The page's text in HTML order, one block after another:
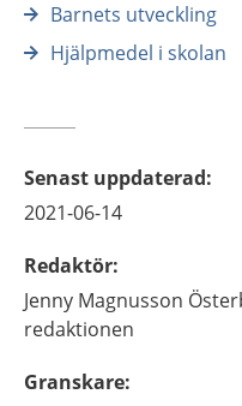
Barnets utveckling
Hjälpmedel i skolan
Senast uppdaterad:
2021-06-14
Redaktör:
Jenny Magnusson
redaktionen
Granskare: